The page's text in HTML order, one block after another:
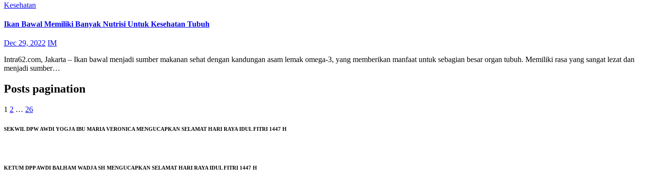
Kesehatan
Ikan Bawal Memiliki Banyak Nutrisi Untuk Kesehatan Tubuh
Dec 29, 2022 IM
Intra62.com, Jakarta – Ikan bawal menjadi sumber makanan sehat dengan kandungan asam lemak omega-3, yang memberikan manfaat untuk sebagian besar organ tubuh. Memiliki rasa yang sangat lezat dan
menjadi sumber…
Posts pagination
1 2 … 26
SEKWIL DPW AWDI YOGJA IBU MARIA VERONICA MENGUCAPKAN SELAMAT HARI RAYA IDUL FITRI 1447 H
KETUM DPP AWDI BALHAM WADJA SH MENGUCAPKAN SELAMAT HARI RAYA IDUL FITRI 1447 H